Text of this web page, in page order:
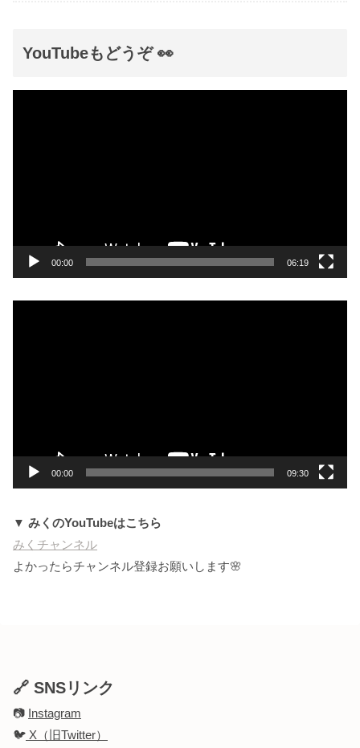
YouTubeもどうぞ 👀
00:00 06:19
00:00 09:30
▼ みくのYouTubeはこちら
みくチャンネル
よかったらチャンネル登録お願いします🌸
🔗 SNSリンク
📷 Instagram
🐦 X（旧Twitter）